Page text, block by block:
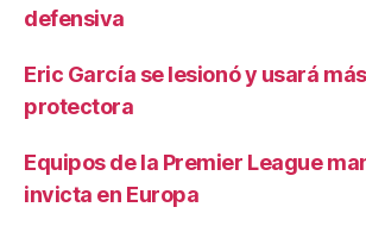
defensiva
Eric García se lesionó y usará
protectora
Equipos de la Premier League
invicta en Europa